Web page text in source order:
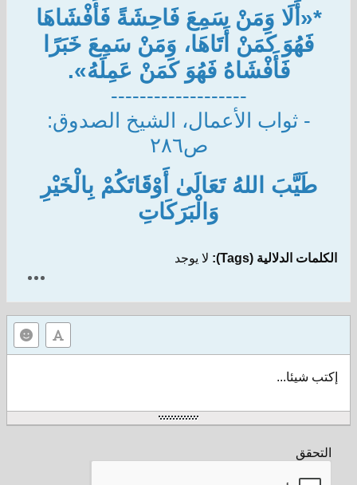
*«أَلَا وَمَنْ سَمِعَ فَاحِشَةً فَأَفْشَاهَا
فَهُوَ كَمَنْ أَتَاهَا، وَمَنْ سَمِعَ خَبَرًا
فَأَفْشَاهُ فَهُوَ كَمَنْ عَمِلَهُ».
-------------------
- ثواب الأعمال، الشيخ الصدوق:
ص٢٨٦
طَيَّبَ اللهُ تَعَالَىٰ أَوْقَاتَكُمْ بِالْخَيْرِ
وَالْبَرَكَاتِ​
الكلمات الدلالية (Tags): لا يوجد
إكتب شيئا...
التحقق